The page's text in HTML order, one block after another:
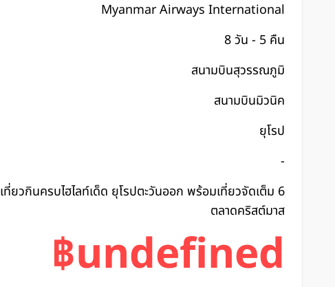
Myanmar Airways International
8 วัน - 5 คืน
สนามบินสุวรรณภูมิ
สนามบินมิวนิค
ยุโรป
-
เที่ยวกินครบไฮไลท์เด็ด ยุโรปตะวันออก พร้อมเที่ยวจัดเต็ม 6
ตลาดคริสต์มาส
฿undefined